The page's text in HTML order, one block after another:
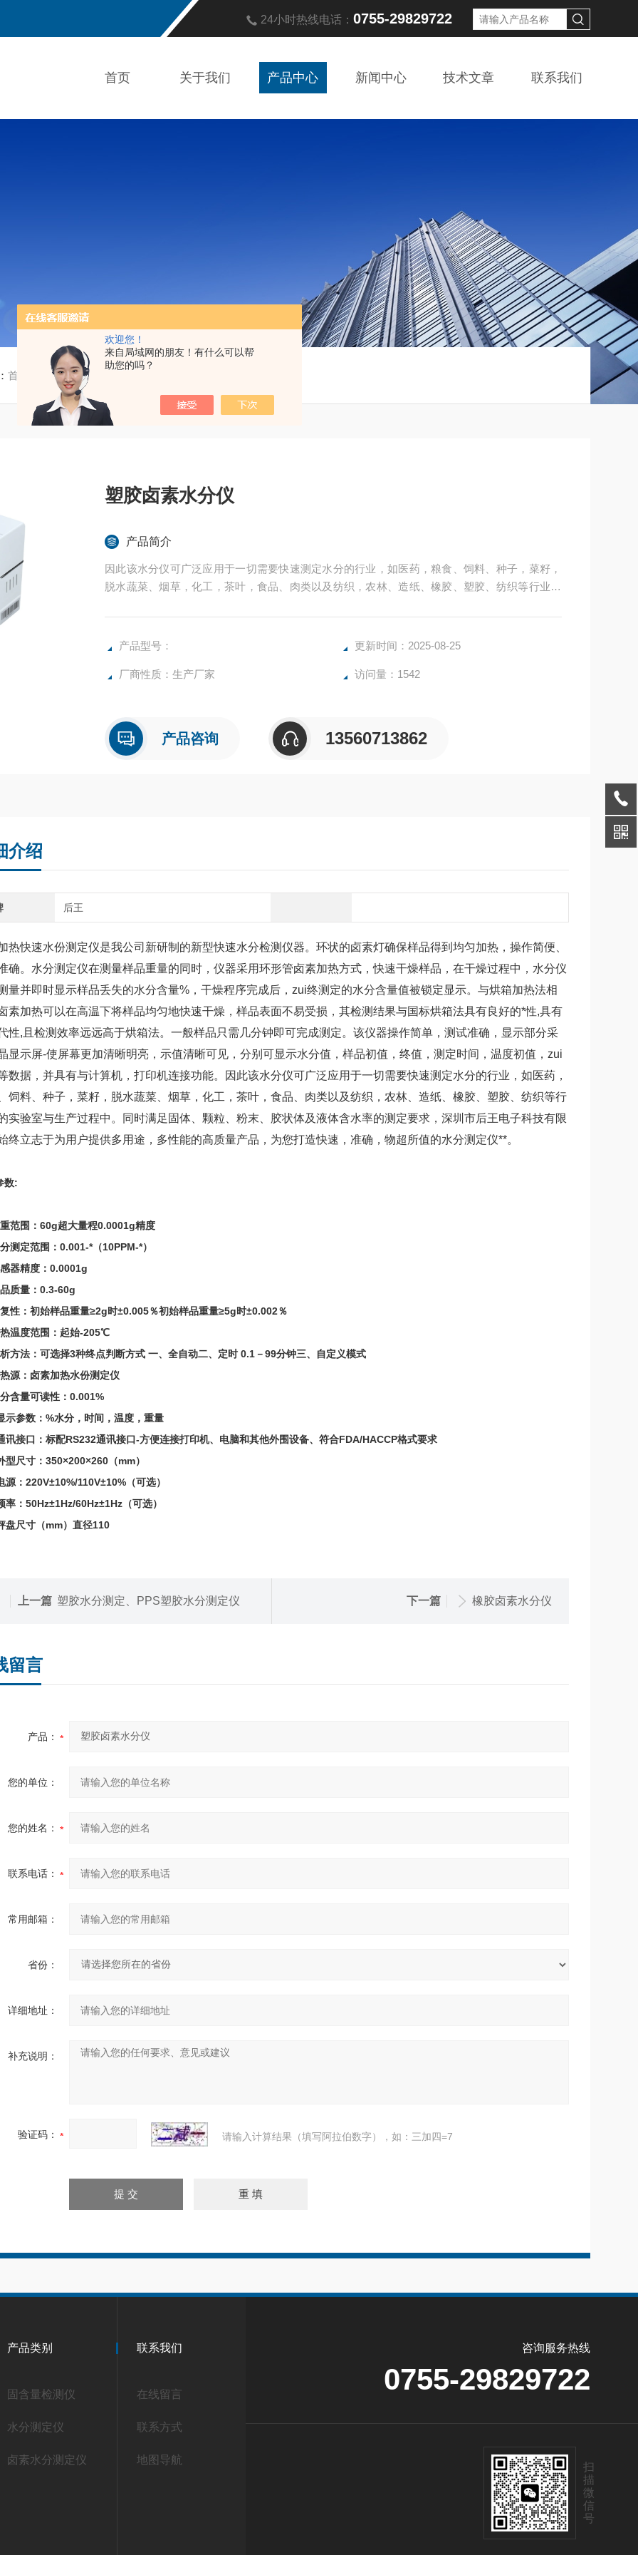
欢迎您！
来自局域网的朋友！有什么可以帮
助您的吗？
24小时热线电话： 0755-29829722
首页 关于我们 产品中心 新闻中心 技术文章 联系我们
首页 产品中心/ /
塑胶卤素水分仪
产品简介
因此该水分仪可广泛应用于一切需要快速测定水分的行业，如医药，粮食、饲料、种子，菜籽，
脱水蔬菜、烟草，化工，茶叶，食品、肉类以及纺织，农林、造纸、橡胶、塑胶、纺织等行业中
确，物超所值的水分测定仪**。
产品型号： 更新时间：2025-08-25
厂商性质：生产厂家 访问量：1542
产品咨询 13560713862
介绍
后王
热快速水份测定仪是我公司新研制的新型快速水分检测仪器。环状的卤素灯确保样品得到均匀加热，操作简便、
确。水分测定仪在测量样品重量的同时，仪器采用环形管卤素加热方式，快速干燥样品，在干燥过程中，水分仪
量并即时显示样品丢失的水分含量%，干燥程序完成后，zui终测定的水分含量值被锁定显示。与烘箱加热法相
素加热可以在高温下将样品均匀地快速干燥，样品表面不易受损，其检测结果与国标烘箱法具有良好的*性,具有
性,且检测效率远远高于烘箱法。一般样品只需几分钟即可完成测定。该仪器操作简单，测试准确，显示部分采
显示屏-使屏幕更加清晰明亮，示值清晰可见，分别可显示水分值，样品初值，终值，测定时间，温度初值，zui
数据，并具有与计算机，打印机连接功能。因此该水分仪可广泛应用于一切需要快速测定水分的行业，如医药，
饲料、种子，菜籽，脱水蔬菜、烟草，化工，茶叶，食品、肉类以及纺织，农林、造纸、橡胶、塑胶、纺织等行
实验室与生产过程中。同时满足固体、颗粒、粉末、胶状体及液体含水率的测定要求，深圳市后王电子科技有限
终立志于为用户提供多用途，多性能的高质量产品，为您打造快速，准确，物超所值的水分测定仪**。
数:
范围：60g超大量程0.0001g精度
测定范围：0.001-*（10PPM-*）
器精度：0.0001g
质量：0.3-60g
性：初始样品重量≥2g时±0.005％初始样品重量≥5g时±0.002％
温度范围：起始-205℃
方法：可选择3种终点判断方式 一、全自动二、定时 0.1－99分钟三、自定义模式
源：卤素加热水份测定仪
含量可读性：0.001%
示参数：%水分，时间，温度，重量
讯接口：标配RS232通讯接口-方便连接打印机、电脑和其他外围设备、符合FDA/HACCP格式要求
型尺寸：350×200×260（mm）
源：220V±10%/110V±10%（可选）
率：50Hz±1Hz/60Hz±1Hz（可选）
盘尺寸（mm）直径110
上一篇 塑胶水分测定、PPS塑胶水分测定仪 下一篇 橡胶卤素水分仪
留言
产品：
您的单位：
您的姓名：
联系电话：
常用邮箱：
省份：
详细地址：
补充说明：
验证码： 请输入计算结果（填写阿拉伯数字），如：三加四=7
产品类别
固含量检测仪
水分测定仪
卤素水分测定仪
联系我们
在线留言
联系方式
地图导航
咨询服务热线
0755-29829722
扫
描
微
信
号